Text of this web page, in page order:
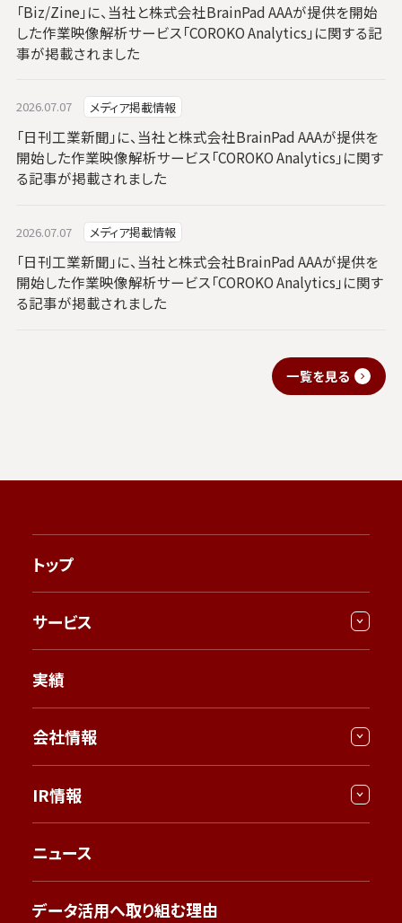
「Biz/Zine」に、当社と株式会社BrainPad AAAが提供を開始
した作業映像解析サービス「COROKO Analytics」に関する記
事が掲載されました
2026.07.07 メディア掲載情報
「日刊工業新聞」に、当社と株式会社BrainPad AAAが提供を
開始した作業映像解析サービス「COROKO Analytics」に関す
る記事が掲載されました
2026.07.07 メディア掲載情報
「日刊工業新聞」に、当社と株式会社BrainPad AAAが提供を
開始した作業映像解析サービス「COROKO Analytics」に関す
る記事が掲載されました
一覧を見る
トップ
サービス
実績
会社情報
IR情報
ニュース
データ活用へ取り組む理由